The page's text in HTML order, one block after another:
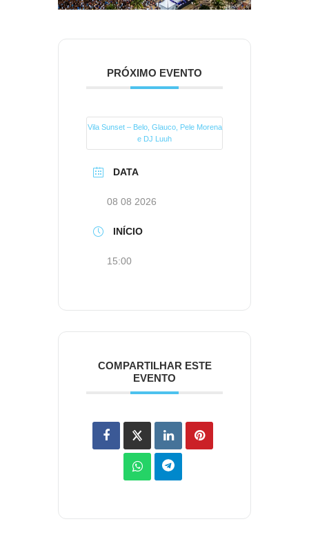
PRÓXIMO EVENTO
Vila Sunset – Belo, Glauco, Pele Morena
e DJ Luuh
DATA
08 08 2026
INÍCIO
15:00
COMPARTILHAR ESTE
EVENTO